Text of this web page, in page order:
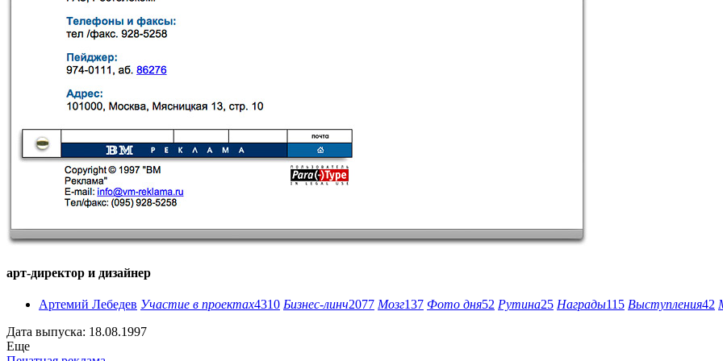
арт-директор и дизайнер
Артемий Лебедев Участие в проектах4310 Бизнес-линч2077 Мозг137 Фото дня52 Рутина25 Награды115 Выступления42
Дата выпуска: 18.08.1997
Еще